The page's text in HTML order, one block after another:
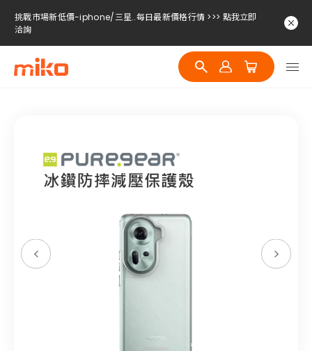
挑戰市場新低價-iphone/三星..每日最新價格行情 >>> 點我立即
洽詢
挑戰市場新低價-iphone/三星..每日最新價格行情 >>> 點我立即
洽詢
挑戰市場新低價-iphone/三星..每日最新價格行情 >>> 點我立即